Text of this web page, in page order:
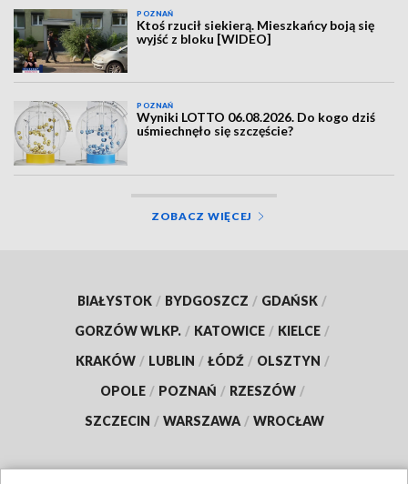
POZNAŃ
Ktoś rzucił siekierą. Mieszkańcy boją się
wyjść z bloku [WIDEO]
POZNAŃ
Wyniki LOTTO 06.08.2026. Do kogo dziś
uśmiechnęło się szczęście?
ZOBACZ WIĘCEJ
BIAŁYSTOK / BYDGOSZCZ / GDAŃSK /
GORZÓW WLKP. / KATOWICE / KIELCE /
KRAKÓW / LUBLIN / ŁÓDŹ / OLSZTYN /
OPOLE / POZNAŃ / RZESZÓW /
SZCZECIN / WARSZAWA / WROCŁAW